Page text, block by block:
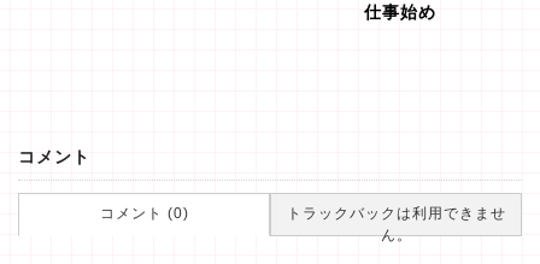
仕事始め
コメント
コメント (0)
トラックバックは利用できませ
ん。